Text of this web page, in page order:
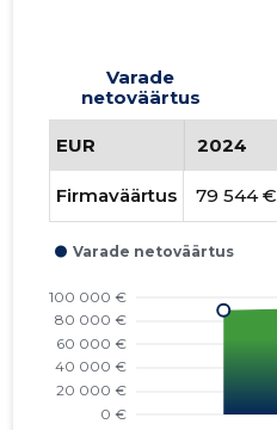
Varade
netoväärtus
EUR 2024
Firmaväärtus 79 544 €